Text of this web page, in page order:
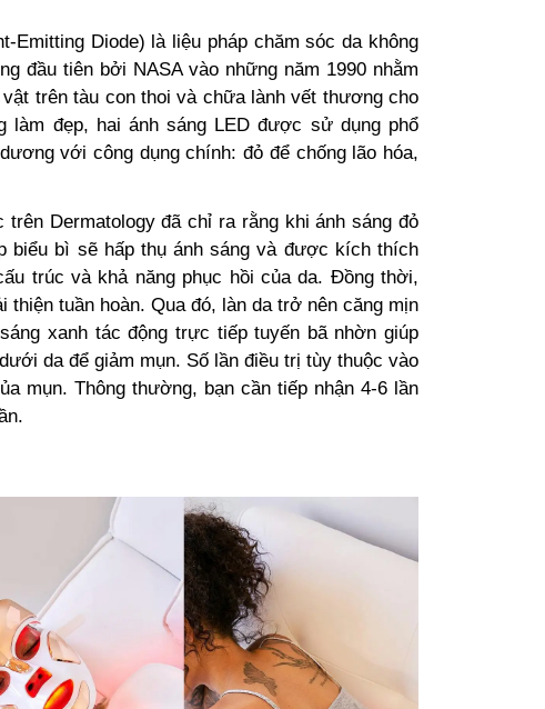
Emitting Diode) là liệu pháp chăm sóc da không
đầu tiên bởi NASA vào những năm 1990 nhằm
trên tàu con thoi và chữa lành vết thương cho
làm đẹp, hai ánh sáng LED được sử dụng phổ
với công dụng chính: đỏ để chống lão hóa,
Dermatology đã chỉ ra rằng khi ánh sáng đỏ
biểu bì sẽ hấp thụ ánh sáng và được kích thích
trúc và khả năng phục hồi của da. Đồng thời,
thiện tuần hoàn. Qua đó, làn da trở nên căng mịn
xanh tác động trực tiếp tuyến bã nhờn giúp
da để giảm mụn. Số lần điều trị tùy thuộc vào
mụn. Thông thường, bạn cần tiếp nhận 4-6 lần